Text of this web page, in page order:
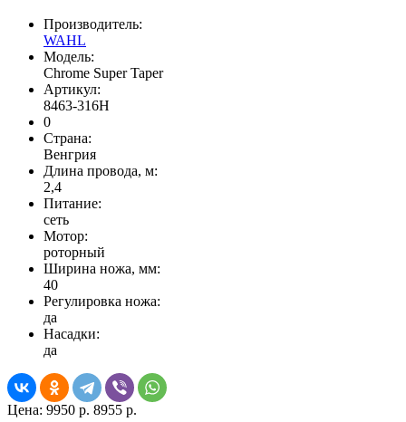
Производитель:
WAHL
Модель:
Chrome Super Taper
Артикул:
8463-316H
0
Страна:
Венгрия
Длина провода, м:
2,4
Питание:
сеть
Мотор:
роторный
Ширина ножа, мм:
40
Регулировка ножа:
да
Насадки:
да
Цена: 9950 р. 8955 р.